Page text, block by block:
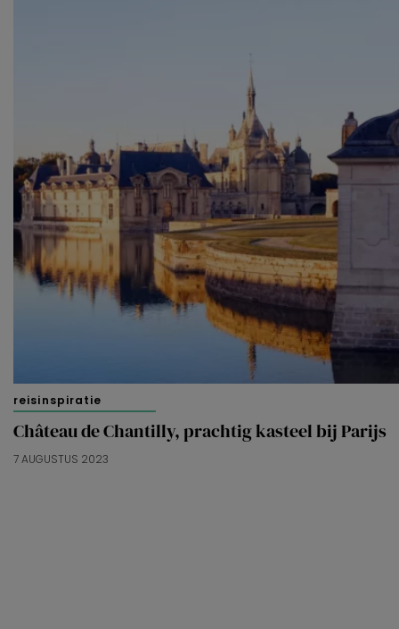
tonen en/of de inhoud van de advertenties op je
voorkeuren af te stemmen. Je kunt je voorkeuren
beheren via ‘Zelf instellen’. Klik je op ‘Accepteren en
doorgaan’ dan ga je akkoord met het gebruik van alle
cookies zoals omschreven in onze Cookieverklaring
Merci!
reisinspiratie
Château de Chantilly, prachtig kasteel bij Parijs
7 AUGUSTUS 2023